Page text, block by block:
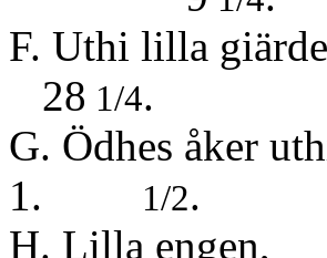
F. Uthi
28 1/4.
G. Ödhes
1.
1/2.
H. Lilla engen,